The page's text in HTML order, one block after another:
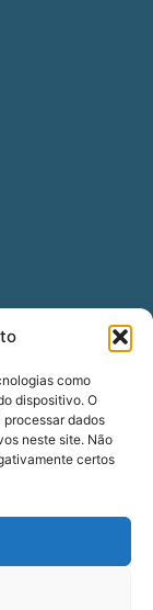
como
dispositivo. O
dados
neste site. Não
certos
Carlos
AL - CEP:
Todos os